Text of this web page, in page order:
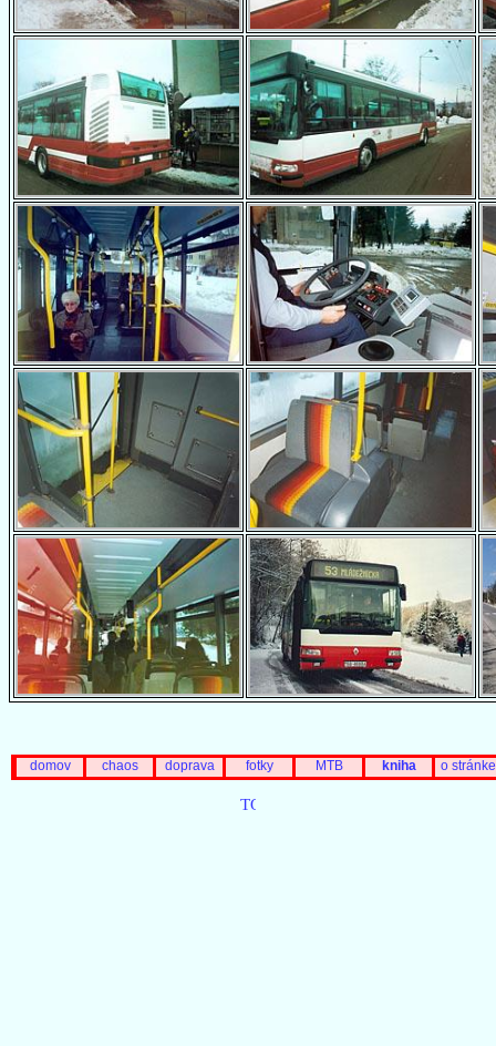
domov chaos doprava fotky MTB kniha o stránke